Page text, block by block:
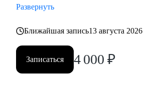
(верхнеуровнево или точечно под вашу
выбрать направление (СА/БА),
строить карьеру в продукте/проекте/
есть траектории развития
Развернуть
Ближайшая запись13 августа 2026
Записаться 4 000 ₽